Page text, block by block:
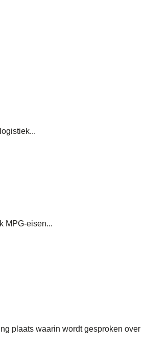
MPG-eisen...
plaats waarin wordt gesproken over